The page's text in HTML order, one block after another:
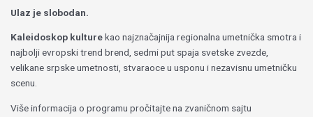
Ulaz je slobodan.
Kaleidoskop kulturekao najznačajnija regionalna umetnička smotra i
najbolji evropski trend brend, sedmi put spaja svetske zvezde,
velikane srpske umetnosti, stvaraoce u usponu i nezavisnu umetničku
scenu.
Više informacija o programu pročitajte na zvaničnom sajtu